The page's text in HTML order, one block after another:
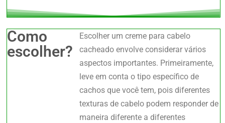
Como
escolher?
Escolher um creme para cabelo
cacheado envolve considerar vários
aspectos importantes. Primeiramente,
leve em conta o tipo específico de
cachos que você tem, pois diferentes
texturas de cabelo podem responder de
maneira diferente a diferentes